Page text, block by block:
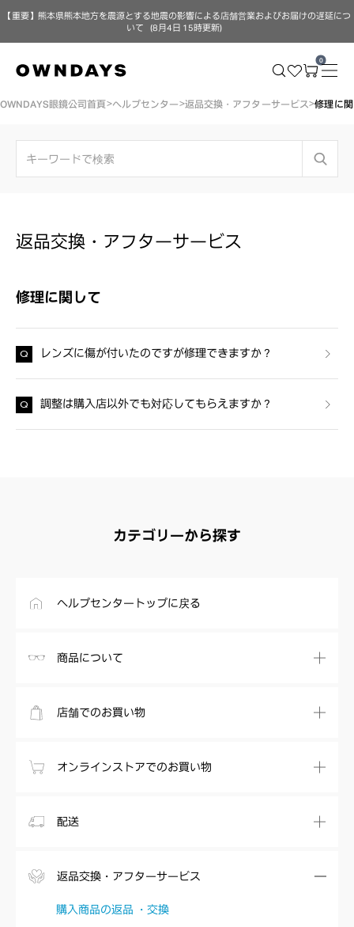
【重要】熊本県熊本地方を震源とする地震の影響による店舗営業およびお届けの遅延につ
いて（8月4日 15時更新）
0
OWNDAYS眼鏡公司首頁 ヘルプセンター 返品交換・アフターサービス 修理に
返品交換・アフターサービス
修理に関して
レンズに傷が付いたのですが修理できますか？
調整は購入店以外でも対応してもらえますか？
カテゴリーから探す
ヘルプセンタートップに戻る
商品について
店舗でのお買い物
オンラインストアでのお買い物
配送
返品交換・アフターサービス
購入商品の返品 ・交換